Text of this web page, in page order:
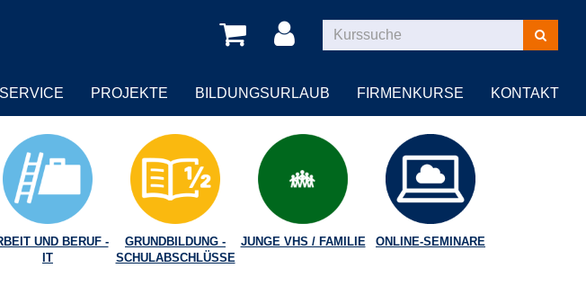
Kurse
suchen
SERVICE PROJEKTE BILDUNGSURLAUB FIRMENKURSE KONTAKT
UND BERUF -
IT
GRUNDBILDUNG -
SCHULABSCHLÜSSE
JUNGE VHS / FAMILIE ONLINE-SEMINARE